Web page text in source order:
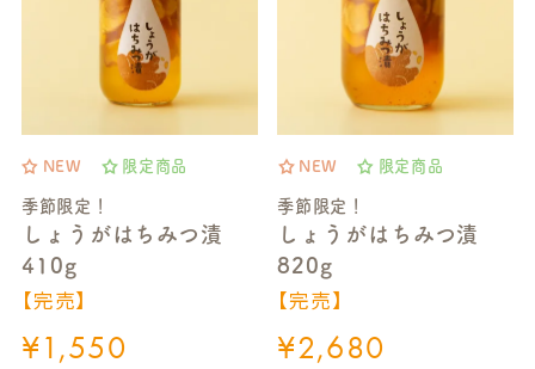
NEW 限定商品
季節限定！
しょうがはちみつ漬
410g
【完売】
¥1,550
NEW 限定商品
季節限定！
しょうがはちみつ漬
820g
【完売】
¥2,680